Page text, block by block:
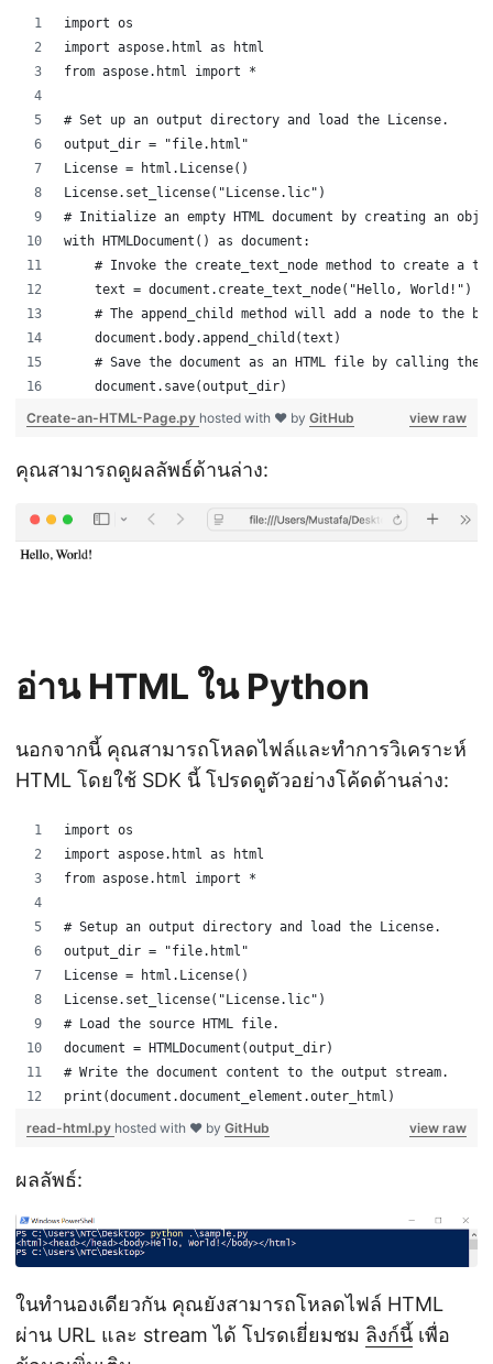
import os
import aspose.html as html
from aspose.html import *
# Set up an output directory and load the License.
output_dir = "file.html"
License = html.License()
License.set_license("License.lic")
# Initialize an empty HTML document by creating an
with HTMLDocument() as document:
# Invoke the create_text_node method to create a
    text = document.create_text_node("Hello, World!")
# The append_child method will add a node to the
    document.body.append_child(text)
# Save the document as an HTML file by calling the
    document.save(output_dir)
view raw
Create-an-HTML-Page.py hosted with ❤ by GitHub
คุณสามารถดูผลลัพธ์ด้านล่าง:
อ่าน HTML ใน Python
นอกจากนี้ คุณสามารถโหลดไฟล์และทำการวิเคราะห์
HTML โดยใช้ SDK นี้ โปรดดูตัวอย่างโค้ดด้านล่าง:
import os
import aspose.html as html
from aspose.html import *
# Setup an output directory and load the License.
output_dir = "file.html"
License = html.License()
License.set_license("License.lic")
# Load the source HTML file.
document = HTMLDocument(output_dir)
# Write the document content to the output stream.
print(document.document_element.outer_html)
view raw
read-html.py hosted with ❤ by GitHub
ผลลัพธ์:
ในทำนองเดียวกัน คุณยังสามารถโหลดไฟล์ HTML
ผ่าน URL และ stream ได้ โปรดเยี่ยมชม ลิงก์นี้ เพื่อ